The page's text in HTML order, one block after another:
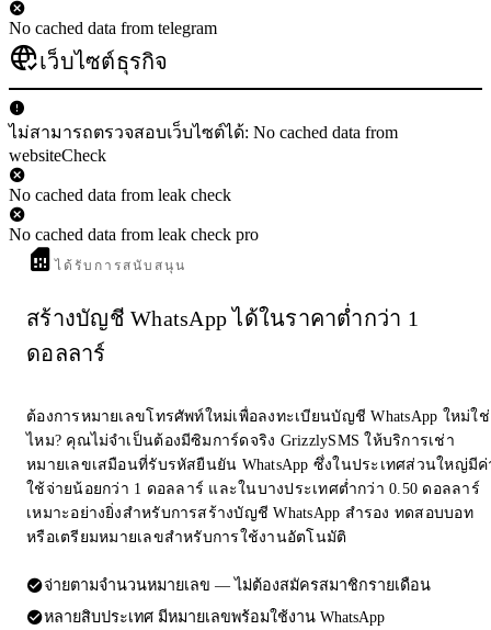
No cached data from telegram
เว็บไซต์ธุรกิจ
ไม่สามารถตรวจสอบเว็บไซต์ได้: No cached data from
websiteCheck
No cached data from leak check
No cached data from leak check pro
ได้รับการสนับสนุน
สร้างบัญชี WhatsApp ได้ในราคาต่ำกว่า 1
ดอลลาร์
ต้องการหมายเลขโทรศัพท์ใหม่เพื่อลงทะเบียนบัญชี WhatsApp ใหม่ใช่
ไหม? คุณไม่จำเป็นต้องมีซิมการ์ดจริง GrizzlySMS ให้บริการเช่า
หมายเลขเสมือนที่รับรหัสยืนยัน WhatsApp ซึ่งในประเทศส่วนใหญ่มีค่
ใช้จ่ายน้อยกว่า 1 ดอลลาร์ และในบางประเทศต่ำกว่า 0.50 ดอลลาร์
เหมาะอย่างยิ่งสำหรับการสร้างบัญชี WhatsApp สำรอง ทดสอบบอท
หรือเตรียมหมายเลขสำหรับการใช้งานอัตโนมัติ
จ่ายตามจำนวนหมายเลข — ไม่ต้องสมัครสมาชิกรายเดือน
หลายสิบประเทศ มีหมายเลขพร้อมใช้งาน WhatsApp